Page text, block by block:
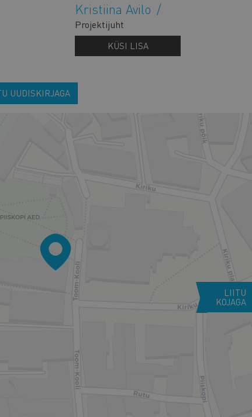
Kristiina Avilo
Projektijuht
KÜSI LISA
UUDISKIRJAGA
LIITU
KOJAGA